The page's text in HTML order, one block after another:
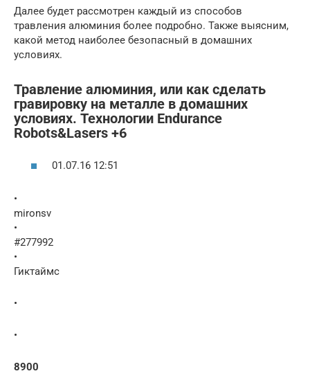
Далее будет рассмотрен каждый из способов
травления алюминия более подробно. Также выясним,
какой метод наиболее безопасный в домашних
условиях.
Травление алюминия, или как сделать
гравировку на металле в домашних
условиях. Технологии Endurance
Robots&Lasers +6
01.07.16 12:51
•
mironsv
•
#277992
•
Гиктаймс
•
•
8900